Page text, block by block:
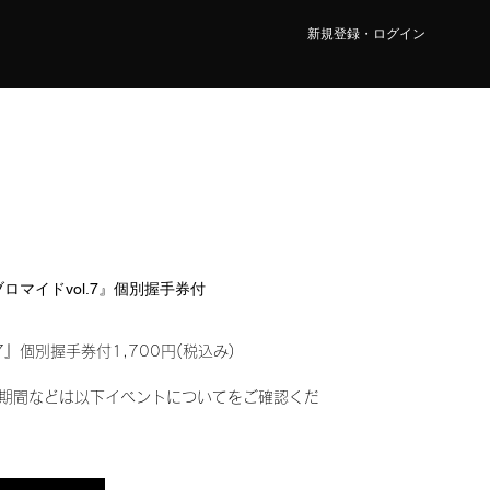
新規登録・ログイン
マイドvol.7』個別握手券付
』個別握手券付1,700円(税込み)
間などは以下イベントについてをご確認くだ